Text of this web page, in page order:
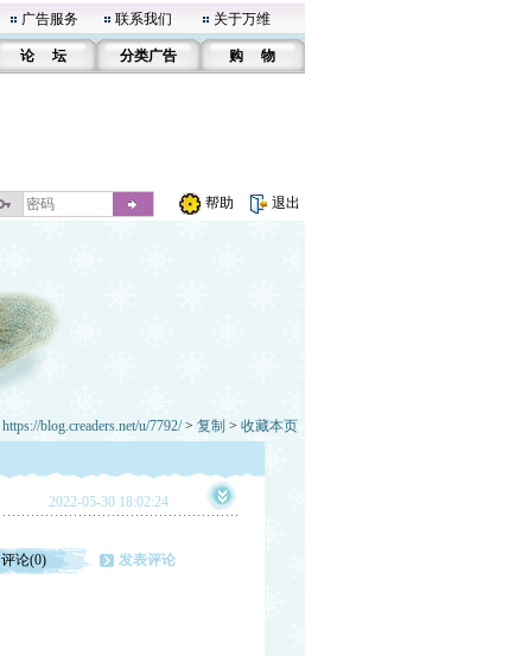
广告服务 联系我们 关于万维
论 坛 分类广告 购 物
帮助 退出
https://blog.creaders.net/u/7792/> 复制 > 收藏本页
2022-05-30 18:02:24
评论(0) 发表评论